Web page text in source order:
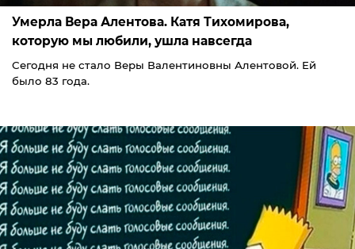
Умерла Вера Алентова. Катя Тихомирова,
которую мы любили, ушла навсегда
Сегодня не стало Веры Валентиновны Алентовой. Ей
было 83 года.